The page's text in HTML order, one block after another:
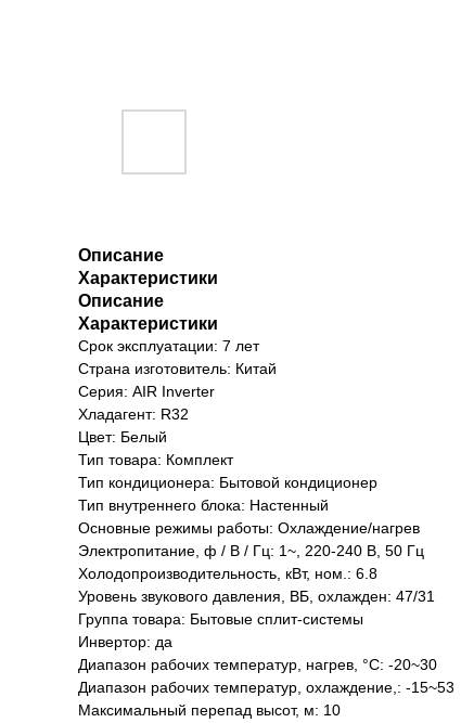
Описание
Характеристики
Описание
Характеристики
Срок эксплуатации: 7 лет
Страна изготовитель: Китай
Серия: AIR Inverter
Хладагент: R32
Цвет: Белый
Тип товара: Комплект
Тип кондиционера: Бытовой кондиционер
Тип внутреннего блока: Настенный
Основные режимы работы: Охлаждение/нагрев
Электропитание, ф / В / Гц: 1~, 220-240 В, 50 Гц
Холодопроизводительность, кВт, ном.: 6.8
Уровень звукового давления, ВБ, охлажден: 47/31
Группа товара: Бытовые сплит-системы
Инвертор: да
Диапазон рабочих температур, нагрев, °C: -20~30
Диапазон рабочих температур, охлаждение,: -15~53
Максимальный перепад высот, м: 10